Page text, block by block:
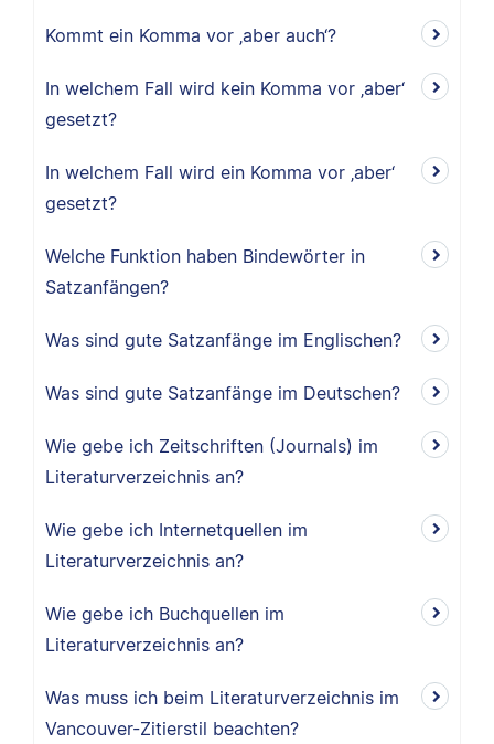
Kommt ein Komma vor ‚aber auch‘?
In welchem Fall wird kein Komma vor ‚aber‘
gesetzt?
In welchem Fall wird ein Komma vor ‚aber‘
gesetzt?
Welche Funktion haben Bindewörter in
Satzanfängen?
Was sind gute Satzanfänge im Englischen?
Was sind gute Satzanfänge im Deutschen?
Wie gebe ich Zeitschriften (Journals) im
Literaturverzeichnis an?
Wie gebe ich Internetquellen im
Literaturverzeichnis an?
Wie gebe ich Buchquellen im
Literaturverzeichnis an?
Was muss ich beim Literaturverzeichnis im
Vancouver-Zitierstil beachten?